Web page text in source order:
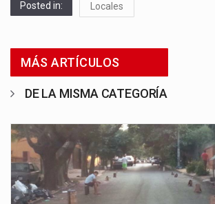
Posted in: Locales
MÁS ARTÍCULOS
DE LA MISMA CATEGORÍA